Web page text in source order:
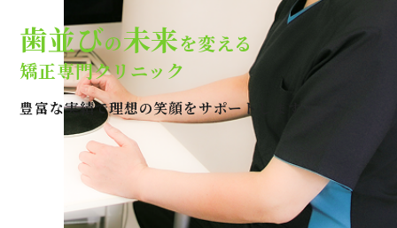
費用について
クリニック案内
Q＆A
歯並びの未来を変える
矯正専門クリニック
豊富な実績で理想の笑顔をサポートします